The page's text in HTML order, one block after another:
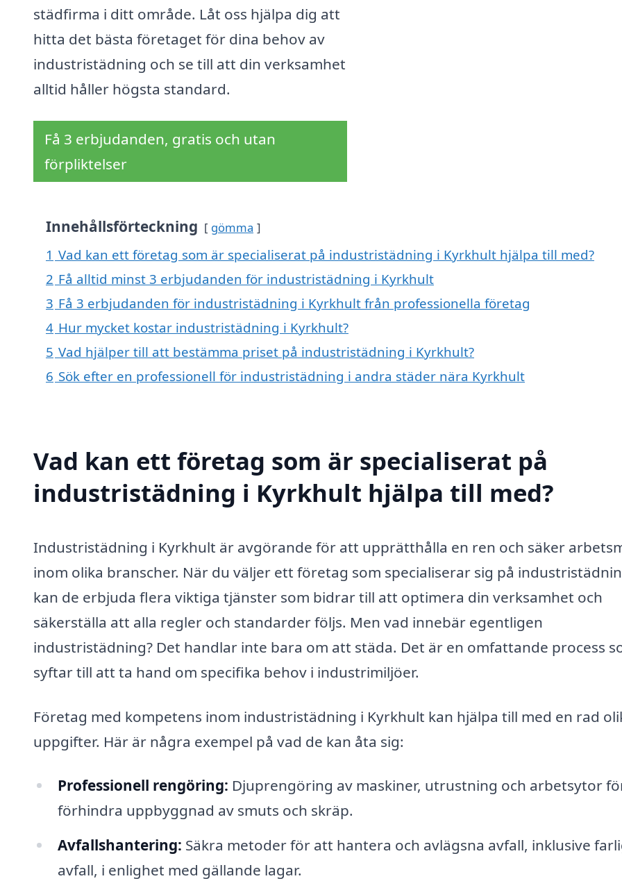
städfirma i ditt område. Låt oss hjälpa dig att
hitta det bästa företaget för dina behov av
industristädning och se till att din verksamhet
alltid håller högsta standard.
Få 3 erbjudanden, gratis och utan
förpliktelser
Innehållsförteckning gömma
1 Vad kan ett företag som är specialiserat på industristädning i Kyrkhult hjälpa till med?
2 Få alltid minst 3 erbjudanden för industristädning i Kyrkhult
3 Få 3 erbjudanden för industristädning i Kyrkhult från professionella företag
4 Hur mycket kostar industristädning i Kyrkhult?
5 Vad hjälper till att bestämma priset på industristädning i Kyrkhult?
6 Sök efter en professionell för industristädning i andra städer nära Kyrkhult
Vad kan ett företag som är specialiserat på
industristädning i Kyrkhult hjälpa till med?
Industristädning i Kyrkhult är avgörande för att upprätthålla en ren och säker
inom olika branscher. När du väljer ett företag som specialiserar sig på
kan de erbjuda flera viktiga tjänster som bidrar till att optimera din verksamhet och
säkerställa att alla regler och standarder följs. Men vad innebär egentligen
industristädning? Det handlar inte bara om att städa. Det är en omfattande process
syftar till att ta hand om specifika behov i industrimiljöer.
Företag med kompetens inom industristädning i Kyrkhult kan hjälpa till med en rad
uppgifter. Här är några exempel på vad de kan åta sig:
Professionell rengöring: Djuprengöring av maskiner, utrustning och arbetsytor
förhindra uppbyggnad av smuts och skräp.
Avfallshantering: Säkra metoder för att hantera och avlägsna avfall, inklusive
avfall, i enlighet med gällande lagar.